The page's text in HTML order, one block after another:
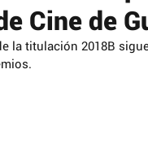
Cine de
la titulación 2018B